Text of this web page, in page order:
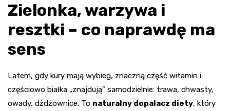
Zielonka, warzywa i
resztki – co naprawdę ma
sens
Latem, gdy kury mają wybieg, znaczną część witamin i
częściowo białka „znajdują” samodzielnie: trawa, chwasty,
owady, dżdżownice. To naturalny dopalacz diety, który